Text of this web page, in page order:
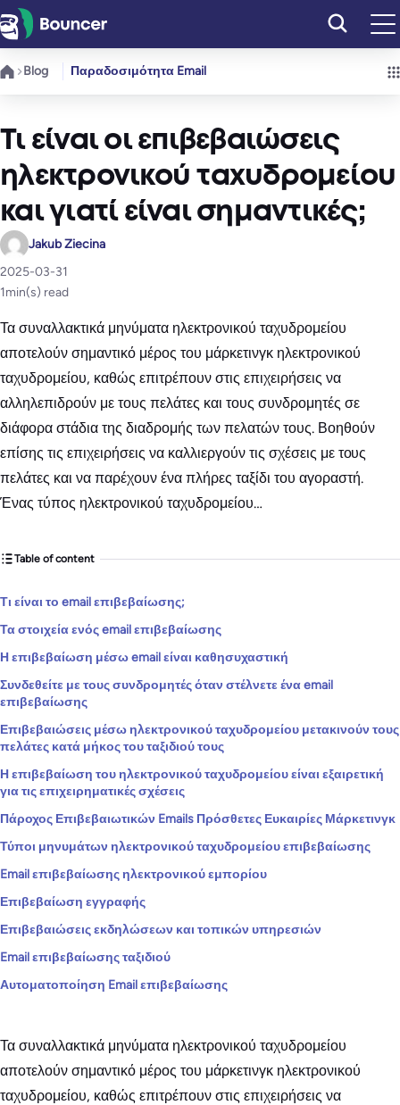
Μετάβαση
στο
περιεχόμενο
Blog Παραδοσιμότητα Email
Τι είναι οι επιβεβαιώσεις
ηλεκτρονικού ταχυδρομείου
και γιατί είναι σημαντικές;
Jakub Ziecina
2025-03-31
1min(s) read
Τα συναλλακτικά μηνύματα ηλεκτρονικού ταχυδρομείου
αποτελούν σημαντικό μέρος του μάρκετινγκ ηλεκτρονικού
ταχυδρομείου, καθώς επιτρέπουν στις επιχειρήσεις να
αλληλεπιδρούν με τους πελάτες και τους συνδρομητές σε
διάφορα στάδια της διαδρομής των πελατών τους. Βοηθούν
επίσης τις επιχειρήσεις να καλλιεργούν τις σχέσεις με τους
πελάτες και να παρέχουν ένα πλήρες ταξίδι του αγοραστή.
Ένας τύπος ηλεκτρονικού ταχυδρομείου…
Table of content
Τι είναι το email επιβεβαίωσης;
Τα στοιχεία ενός email επιβεβαίωσης
Η επιβεβαίωση μέσω email είναι καθησυχαστική
Συνδεθείτε με τους συνδρομητές όταν στέλνετε ένα email
επιβεβαίωσης
Επιβεβαιώσεις μέσω ηλεκτρονικού ταχυδρομείου μετακινούν τους
πελάτες κατά μήκος του ταξιδιού τους
Η επιβεβαίωση του ηλεκτρονικού ταχυδρομείου είναι εξαιρετική
για τις επιχειρηματικές σχέσεις
Πάροχος Επιβεβαιωτικών Emails Πρόσθετες Ευκαιρίες Μάρκετινγκ
Τύποι μηνυμάτων ηλεκτρονικού ταχυδρομείου επιβεβαίωσης
Email επιβεβαίωσης ηλεκτρονικού εμπορίου
Επιβεβαίωση εγγραφής
Επιβεβαιώσεις εκδηλώσεων και τοπικών υπηρεσιών
Email επιβεβαίωσης ταξιδιού
Αυτοματοποίηση Email επιβεβαίωσης
Τα συναλλακτικά μηνύματα ηλεκτρονικού ταχυδρομείου
αποτελούν σημαντικό μέρος του μάρκετινγκ ηλεκτρονικού
ταχυδρομείου, καθώς επιτρέπουν στις επιχειρήσεις να